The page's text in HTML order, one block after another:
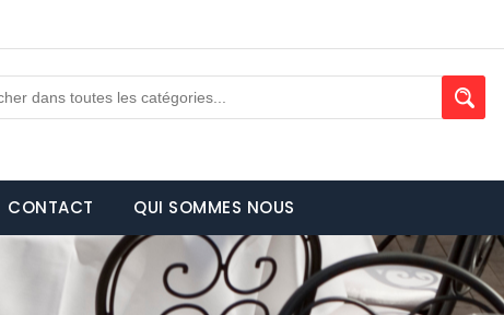
CONTACT QUI SOMMES NOUS